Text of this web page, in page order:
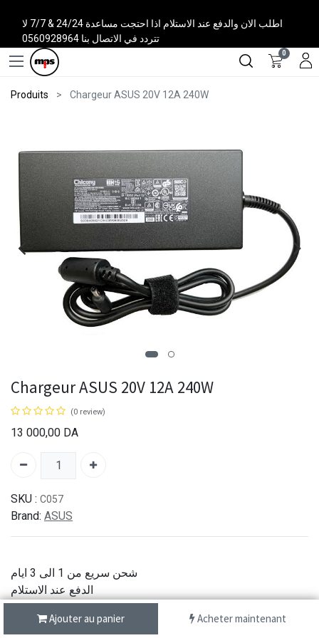
اطلب الان والدفع عند الاستلام اذا احتجت مساعدة 24/24 & 7/7 لا
تتردد في الاتصال بنا 0560928964
0
Produits Chargeur ASUS 20V 12A 240W
Ajouter au panier Acheter maintenant
Chargeur ASUS 20V 12A 240W
(0 review)
13 000,00 DA
SKU : C057
Brand: ASUS
شحن سريع من 1 الى 3 ايام
الدفع عند الاستلام
خدمة الزبائن عبر الهاتف
جودة اصلية